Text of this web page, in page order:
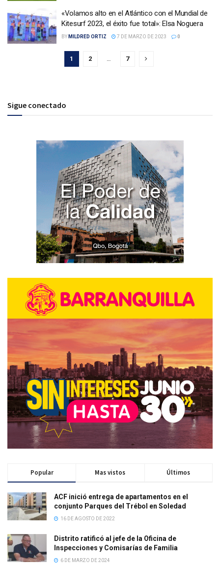
«Volamos alto en el Atlántico con el Mundial de
Kitesurf 2023, el éxito fue total»: Elsa Noguera
BY MILDRED ORTIZ 7 DE MARZO DE 2023 0
1 2 7
Sigue conectado
Popular Mas vistos Últimos
ACF inició entrega de apartamentos en el
conjunto Parques del Trébol en Soledad
16 DE AGOSTO DE 2022
Distrito ratificó al jefe de la Oficina de
Inspecciones y Comisarías de Familia
6 DE MARZO DE 2024